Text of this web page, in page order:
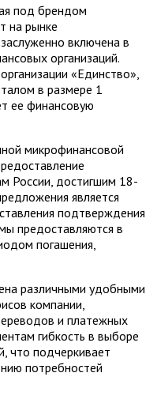
под брендом
на рынке
включена в
организаций.
«Единство»,
в размере 1
ее финансовую
микрофинансовой
России, достигшим 18-
является
подтверждения
предоставляются в
погашения,
различными удобными
компании,
и платежных
гибкость в выборе
что подчеркивает
потребностей